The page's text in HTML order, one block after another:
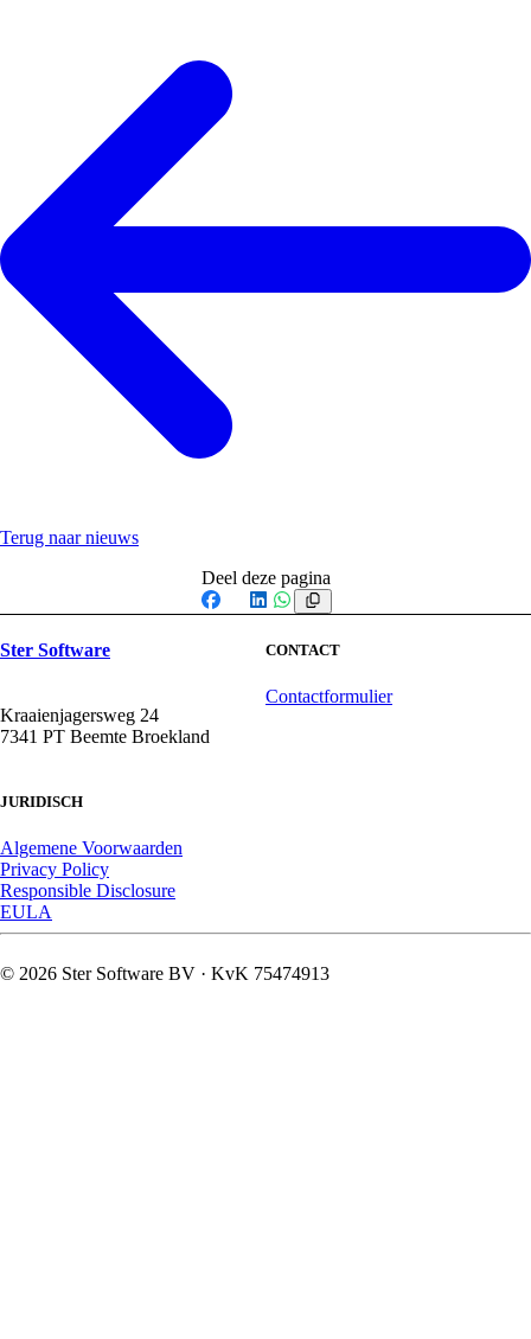
Terug naar nieuws
Deel deze pagina
Facebook
X LinkedIn
WhatsApp
Ster Software
Kraaienjagersweg 24
7341 PT Beemte Broekland
CONTACT
Contactformulier
JURIDISCH
Algemene Voorwaarden
Privacy Policy
Responsible Disclosure
EULA
© 2026 Ster Software BV · KvK 75474913